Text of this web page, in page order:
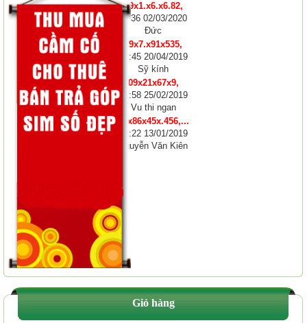
09x1.x6.x6.82,
11:36 02/03/2020
Đức
09x7.x91x535,
10:45 20/04/2019
Sỹ kính
09x21x67x9,
12:58 25/02/2019
Vu thi ngan
01x86x45x.456,...
08:22 13/01/2019
Nguyễn Văn Kiên
Giỏ hàng